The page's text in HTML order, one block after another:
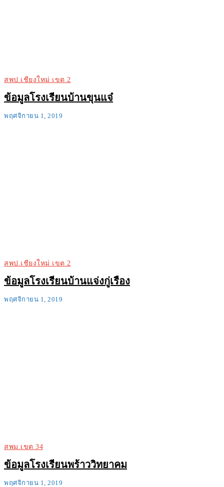
สพป.เชียงใหม่ เขต 2
ข้อมูลโรงเรียนบ้านขุนแจ๋
พฤศจิกายน 1, 2019
สพป.เชียงใหม่ เขต 2
ข้อมูลโรงเรียนบ้านแจ่งกู่เรือง
พฤศจิกายน 1, 2019
สพม.เขต 34
ข้อมูลโรงเรียนพร้าววิทยาคม
พฤศจิกายน 1, 2019